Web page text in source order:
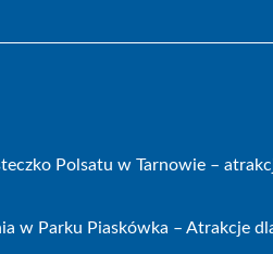
Polsatu w Tarnowie –
w Parku Piaskówka – Atrakcje